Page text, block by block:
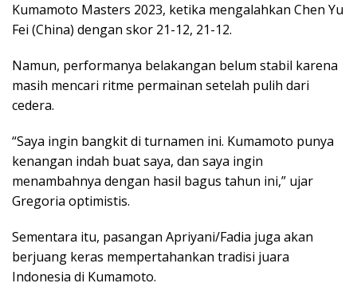
Kumamoto Masters 2023, ketika mengalahkan Chen Yu
Fei (China) dengan skor 21-12, 21-12.
Namun, performanya belakangan belum stabil karena
masih mencari ritme permainan setelah pulih dari
cedera.
“Saya ingin bangkit di turnamen ini. Kumamoto punya
kenangan indah buat saya, dan saya ingin
menambahnya dengan hasil bagus tahun ini,” ujar
Gregoria optimistis.
Sementara itu, pasangan Apriyani/Fadia juga akan
berjuang keras mempertahankan tradisi juara
Indonesia di Kumamoto.